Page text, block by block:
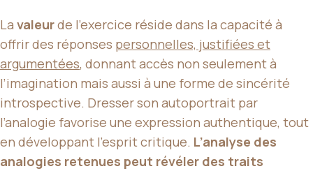
La valeurde l’exercice réside dans la capacité à
offrir des réponses personnelles, justifiées et
argumentées, donnant accès non seulement à
l’imagination mais aussi à une forme de sincérité
introspective. Dresser son autoportrait par
l’analogie favorise une expression authentique, tout
en développant l’esprit critique. L’analyse des
analogies retenues peut révéler des traits